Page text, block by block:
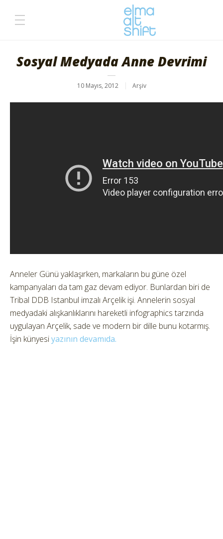
Sosyal Medyada Anne Devrimi
10 Mayıs, 2012 Arşiv
Anneler Günü yaklaşırken, markaların bu güne özel
kampanyaları da tam gaz devam ediyor. Bunlardan biri de
Tribal DDB Istanbul imzalı Arçelik işi. Annelerin sosyal
medyadaki alışkanlıklarını hareketli infographics tarzında
uygulayan Arçelik, sade ve modern bir dille bunu kotarmış.
İşin künyesiyazının devamıda.